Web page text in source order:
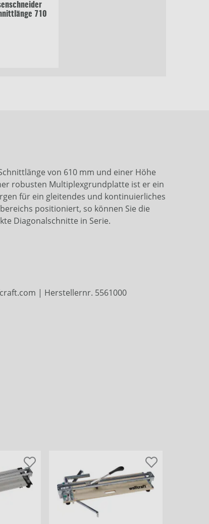
710
von 610 mm und einer Höhe
robusten Multiplexgrundplatte ist er ein
für ein gleitendes und kontinuierliches
positioniert, so können Sie die
Diagonalschnitte in Serie.
| Herstellernr. 5561000